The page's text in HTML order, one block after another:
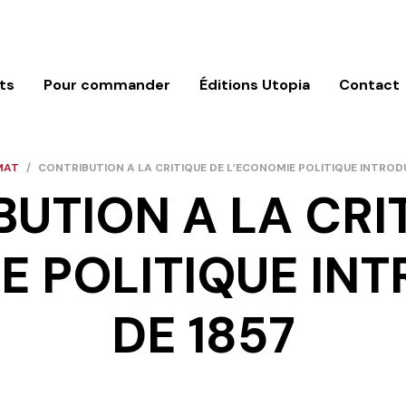
Pour commander Éditions Utopia Contact
/ CONTRIBUTION A LA CRITIQUE DE L’ECONOMIE POLITIQUE
A LA
POLITIQUE
DE 1857